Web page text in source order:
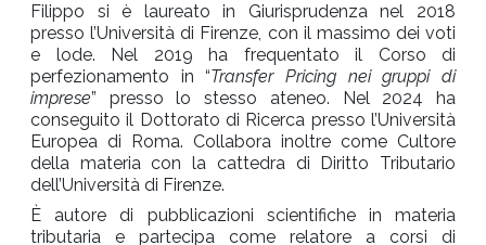
Filippo si è laureato in Giurisprudenza nel 2018
presso l’Università di Firenze, con il massimo dei voti
e lode. Nel 2019 ha frequentato il Corso di
perfezionamento in “Transfer Pricing nei gruppi di
imprese” presso lo stesso ateneo. Nel 2024 ha
conseguito il Dottorato di Ricerca presso l’Università
Europea di Roma. Collabora inoltre come Cultore
della materia con la cattedra di Diritto Tributario
dell’Università di Firenze.
È autore di pubblicazioni scientifiche in materia
tributaria e partecipa come relatore a corsi di